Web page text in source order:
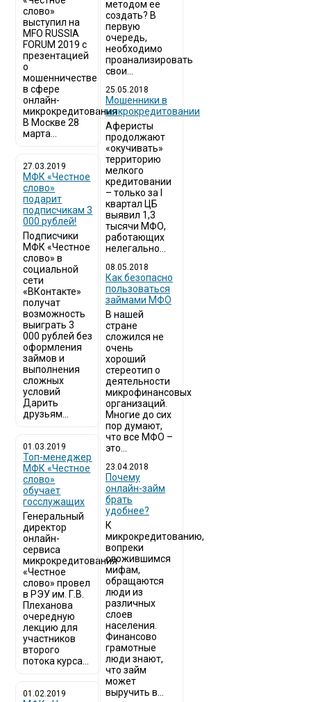
слово»
выступил на
MFO RUSSIA
FORUM 2019 с
презентацией
о
мошенничестве
в сфере
онлайн-
микрокредитования
В Москве 28
марта...
27.03.2019
МФК «Честное
слово»
подарит
подписчикам 3
000 рублей!
Подписчики
МФК «Честное
слово» в
социальной
сети
«ВКонтакте»
получат
возможность
выиграть 3
000 рублей без
оформления
займов и
выполнения
сложных
условий
Дарить
друзьям...
01.03.2019
Топ-менеджер
МФК «Честное
слово»
обучает
госслужащих
Генеральный
директор
онлайн-
сервиса
микрокредитования
«Честное
слово» провел
в РЭУ им. Г.В.
Плеханова
очередную
лекцию для
участников
второго
потока курса...
01.02.2019
методом ее
создать? В
первую
очередь,
необходимо
проанализировать
свои...
25.05.2018
Мошенники в
микрокредитовании
Аферисты
продолжают
«окучивать»
территорию
мелкого
кредитовании
– только за I
квартал ЦБ
выявил 1,3
тысячи МФО,
работающих
нелегально...
08.05.2018
Как безопасно
пользоваться
займами МФО
В нашей
стране
сложился не
очень
хороший
стереотип о
деятельности
микрофинансовых
организаций.
Многие до сих
пор думают,
что все МФО –
это...
23.04.2018
Почему
онлайн-займ
брать
удобнее?
К
микрокредитованию,
вопреки
сложившимся
мифам,
обращаются
люди из
различных
слоев
населения.
Финансово
грамотные
люди знают,
что займ
может
выручить в...